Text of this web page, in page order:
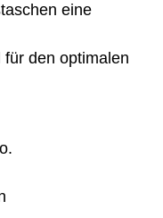
eine
den optimalen